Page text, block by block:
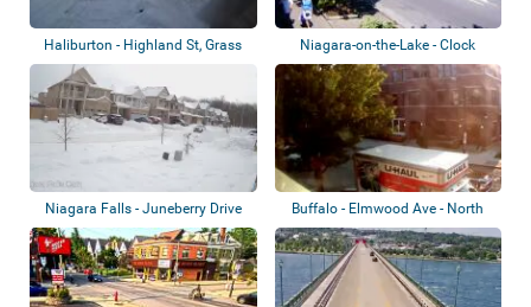
Haliburton - Highland St, Grass
Niagara-on-the-Lake - Clock
Tower Memori...
Niagara Falls - Juneberry Drive Buffalo - Elmwood Ave - North